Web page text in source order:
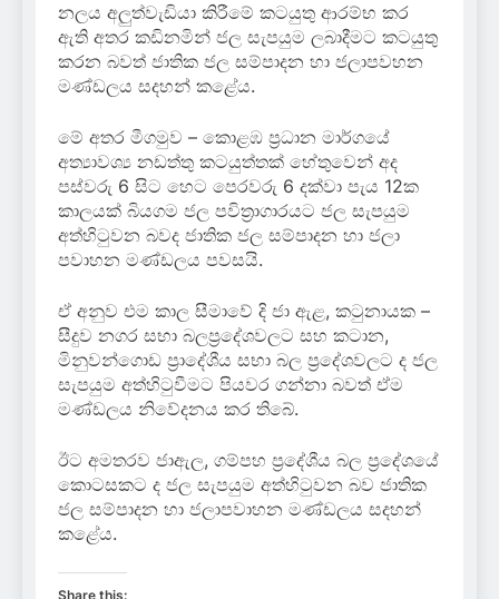
නලය අලුත්වැඩියා කිරීමේ කටයුතු ආරම්භ කර
ඇති අතර කඩිනමින් ජල සැපයුම ලබාදීමට කටයුතු
කරන බවත් ජාතික ජල සම්පාදන හා ජලාපවහන
මණ්ඩලය සදහන් කළේය.
මේ අතර මීගමුව – කොළඹ ප්‍රධාන මාර්ගයේ
අත්‍යාවශ්‍ය නඩත්තු කටයුත්තක් හේතුවෙන් අද
පස්වරු 6 සිට හෙට පෙරවරු 6 දක්වා පැය 12ක
කාලයක් බියගම ජල පවිත්‍රාගාරයට ජල සැපයුම
අත්හිටුවන බවද ජාතික ජල සම්පාදන හා ජලා
පවාහන මණ්ඩලය පවසයි.
ඒ අනුව එම කාල සීමාවේ දි ජා ඇළ, කටුනායක –
සීදුව නගර සභා බලප්‍රදේශවලට සහ කටාන,
මිනුවන්ගොඩ ප්‍රාදේශීය සභා බල ප්‍රදේශවලට ද ජල
සැපයුම අත්හිටුවීමට පියවර ගන්නා බවත් ඒම
මණ්ඩලය නිවේදනය කර තිබේ.
ඊට අමතරව ජාඇල, ගම්පහ ප්‍රදේශීය බල ප්‍රදේශයේ
කොටසකට ද ජල සැපයුම අත්හිටුවන බව ජාතික
ජල සම්පාදන හා ජලාපවාහන මණ්ඩලය සදහන්
කළේය.
Share this: